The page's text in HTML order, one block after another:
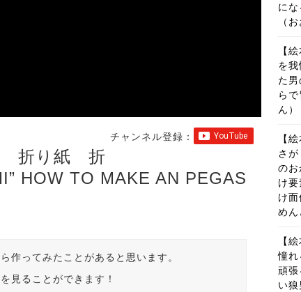
チャンネル登録：
折り紙 折
TO MAKE AN PEGAS
作ってみたことがあると思います。
見ることができます！
に
（
【
を
た
ら
ん）
【
さ
のお
け
け
めん
【
憧れ
頑張
い